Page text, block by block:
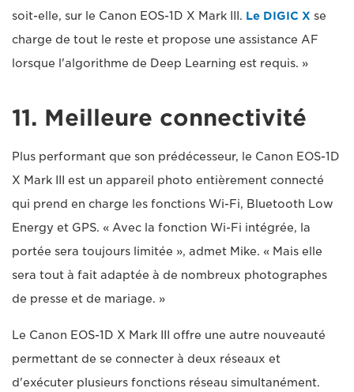
soit-elle, sur le Canon EOS-1D X Mark III. Le DIGIC X se
charge de tout le reste et propose une assistance AF
lorsque l'algorithme de Deep Learning est requis. »
11. Meilleure connectivité
Plus performant que son prédécesseur, le Canon EOS-1D
X Mark III est un appareil photo entièrement connecté
qui prend en charge les fonctions Wi-Fi, Bluetooth Low
Energy et GPS. « Avec la fonction Wi-Fi intégrée, la
portée sera toujours limitée », admet Mike. « Mais elle
sera tout à fait adaptée à de nombreux photographes
de presse et de mariage. »
Le Canon EOS-1D X Mark III offre une autre nouveauté
permettant de se connecter à deux réseaux et
d'exécuter plusieurs fonctions réseau simultanément.